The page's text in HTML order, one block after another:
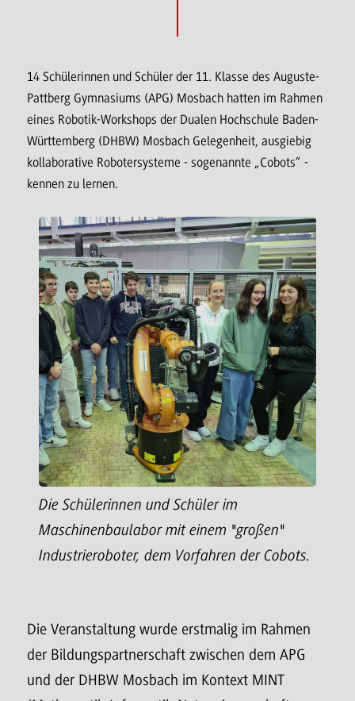
14 Schülerinnen und Schüler der 11. Klasse des Auguste-
Pattberg Gymnasiums (APG) Mosbach hatten im Rahmen
eines Robotik-Workshops der Dualen Hochschule Baden-
Württemberg (DHBW) Mosbach Gelegenheit, ausgiebig
kollaborative Robotersysteme - sogenannte „Cobots“ -
kennen zu lernen.
Die Schülerinnen und Schüler im
Maschinenbaulabor mit einem "großen"
Industrieroboter, dem Vorfahren der Cobots.
Die Veranstaltung wurde erstmalig im Rahmen
der Bildungspartnerschaft zwischen dem APG
und der DHBW Mosbach im Kontext MINT